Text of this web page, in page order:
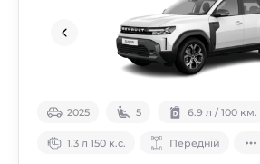
2025 5 6.9 л / 100 км.
1.3 л 150 к.с. Передній